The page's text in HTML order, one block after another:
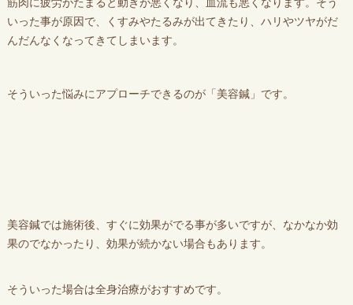
いった事が原因で、くすみやたるみが出てきたり、ハリやツヤがだ
んだんなくなってきてしまいます。
そういった悩みにアプローチできるのが「美容鍼」です。
美容鍼では施術後、すぐに効果がでる事が多いですが、なかなか効
果のでなかったり、効果が続かない場合もあります。
そういった場合は全身治療がおすすめです。